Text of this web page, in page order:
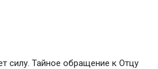
силу. Тайное обращение к Отцу